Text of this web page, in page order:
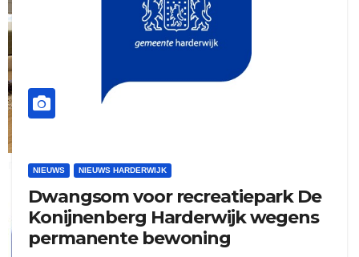
ruitengaparket
NIEUWS NIEUWS HARDERWIJK
Dwangsom voor recreatiepark De
Konijnenberg Harderwijk wegens
permanente bewoning